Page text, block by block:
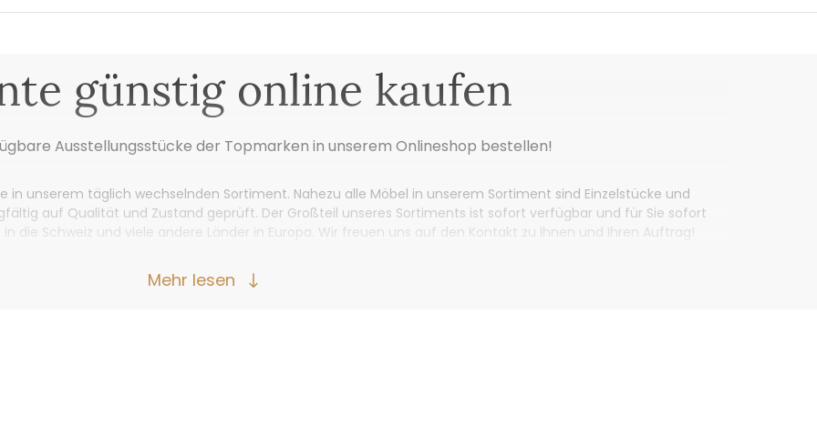
günstig online kaufen
Ausstellungsstücke der Topmarken in unserem Onlineshop bestellen!
in unserem täglich wechselnden Sortiment. Nahezu alle Möbel in unserem Sortiment sind Einzelstücke und
auf Qualität und Zustand geprüft. Der Großteil unseres Sortiments ist sofort verfügbar und für Sie sofort
die Schweiz und viele andere Länder in Europa. Wir freuen uns auf den Kontakt zu Ihnen und Ihren Auftrag!
Mehr lesen